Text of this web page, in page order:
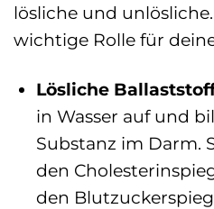
lösliche und
wichtige Rolle für
Lösliche
in Wasser auf und
Substanz im Darm.
den
den